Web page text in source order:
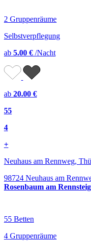
2 Gruppenräume
Selbstverpflegung
ab 5.00 € /Nacht
ab 20.00 €
55
4
+
Neuhaus am Rennweg,
98724 Neuhaus am
Rosenbaum am Rennsteig
55 Betten
4 Gruppenräume